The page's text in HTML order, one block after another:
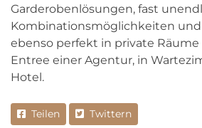
Garderobenlösungen, fast
Kombinationsmöglichkeiten und
ebenso perfekt in private Räume
Entree einer Agentur, in
Hotel.
Teilen Twittern